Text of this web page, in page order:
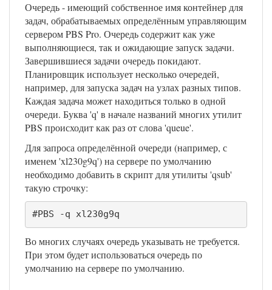
Очередь - имеющий собственное имя контейнер для
задач, обрабатываемых определённым управляющим
сервером PBS Pro. Очередь содержит как уже
выполняющиеся, так и ожидающие запуск задачи.
Завершившиеся задачи очередь покидают.
Планировщик использует несколько очередей,
например, для запуска задач на узлах разных типов.
Каждая задача может находиться только в одной
очереди. Буква 'q' в начале названий многих утилит
PBS происходит как раз от слова 'queue'.
Для запроса определённой очереди (например, с
именем 'xl230g9q') на сервере по умолчанию
необходимо добавить в скрипт для утилиты 'qsub'
такую строчку:
#PBS -q xl230g9q
Во многих случаях очередь указывать не требуется.
При этом будет использоваться очередь по
умолчанию на сервере по умолчанию.